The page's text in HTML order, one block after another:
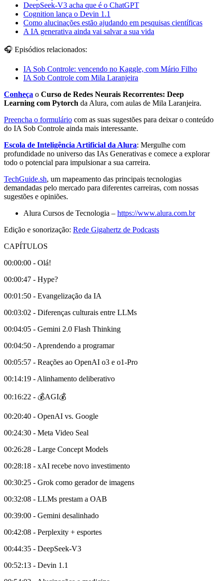
DeepSeek-V3 acha que é o ChatGPT
Cognition lança o Devin 1.1
Como alucinações estão ajudando em pesquisas científicas
A IA generativa ainda vai salvar a sua vida
🎧 Episódios relacionados:
IA Sob Controle: vencendo no Kaggle, com Mário Filho
IA Sob Controle com Mila Laranjeira
Conheça o Curso de Redes Neurais Recorrentes: Deep
Learning com Pytorch da Alura, com aulas de Mila Laranjeira.
Preencha o formulário com as suas sugestões para deixar o conteúdo
do IA Sob Controle ainda mais interessante.
Escola de Inteligência Artificial da Alura: Mergulhe com
profundidade no universo das IAs Generativas e comece a explorar
todo o potencial para impulsionar a sua carreira.
TechGuide.sh, um mapeamento das principais tecnologias
demandadas pelo mercado para diferentes carreiras, com nossas
sugestões e opiniões.
Alura Cursos de Tecnologia – https://www.alura.com.br
Edição e sonorização: Rede Gigahertz de Podcasts
CAPÍTULOS
00:00:00 - Olá!
00:00:47 - Hype?
00:01:50 - Evangelização da IA
00:03:02 - Diferenças culturais entre LLMs
00:04:05 - Gemini 2.0 Flash Thinking
00:04:50 - Aprendendo a programar
00:05:57 - Reações ao OpenAI o3 e o1-Pro
00:14:19 - Alinhamento deliberativo
00:16:22 - 💰AGI💰
00:20:40 - OpenAI vs. Google
00:24:30 - Meta Video Seal
00:26:28 - Large Concept Models
00:28:18 - xAI recebe novo investimento
00:30:25 - Grok como gerador de imagens
00:32:08 - LLMs prestam a OAB
00:39:00 - Gemini desalinhado
00:42:08 - Perplexity + esportes
00:44:35 - DeepSeek-V3
00:52:13 - Devin 1.1